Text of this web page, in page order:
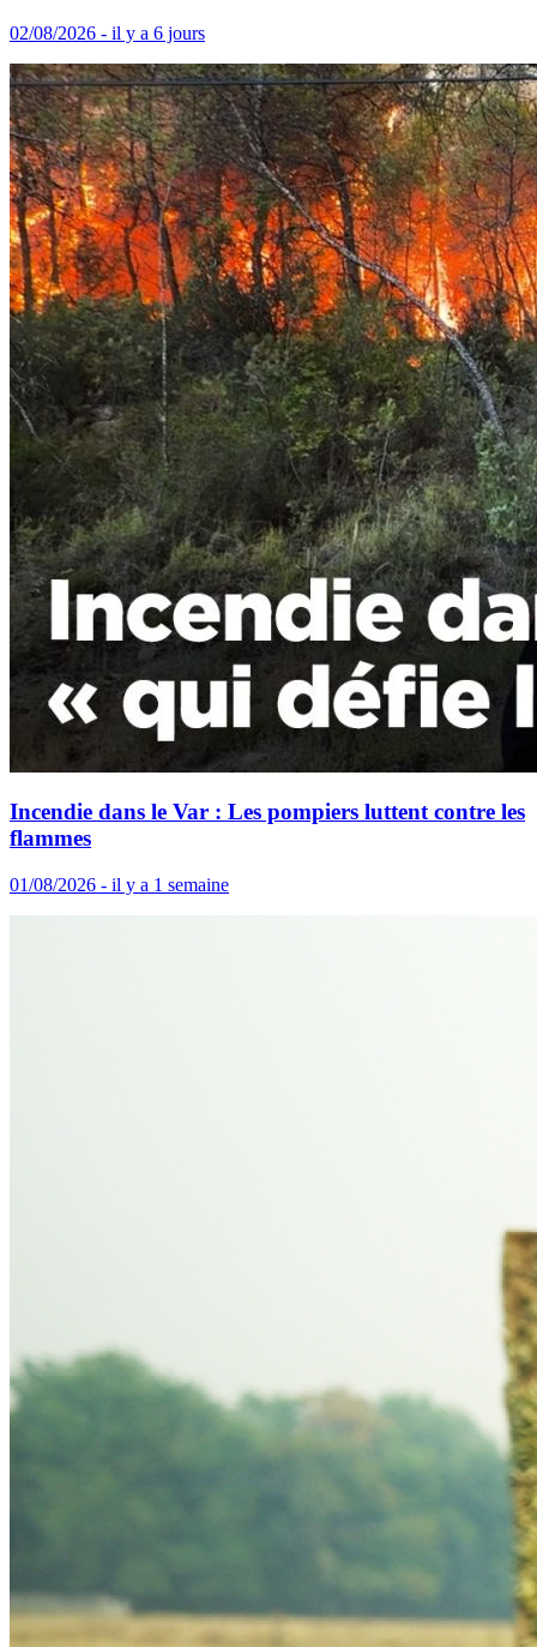
02/08/2026 - il y a 6 jours
Incendie dans le Var : Les pompiers luttent contre les
flammes
01/08/2026 - il y a 1 semaine